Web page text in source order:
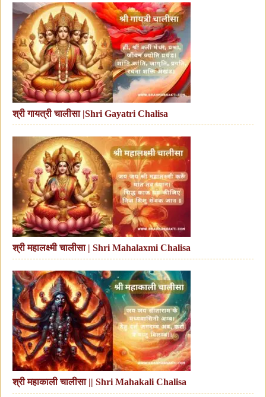
श्री गायत्री चालीसा |Shri Gayatri Chalisa
श्री महालक्ष्मी चालीसा | Shri Mahalaxmi Chalisa
श्री महाकाली चालीसा || Shri Mahakali Chalisa